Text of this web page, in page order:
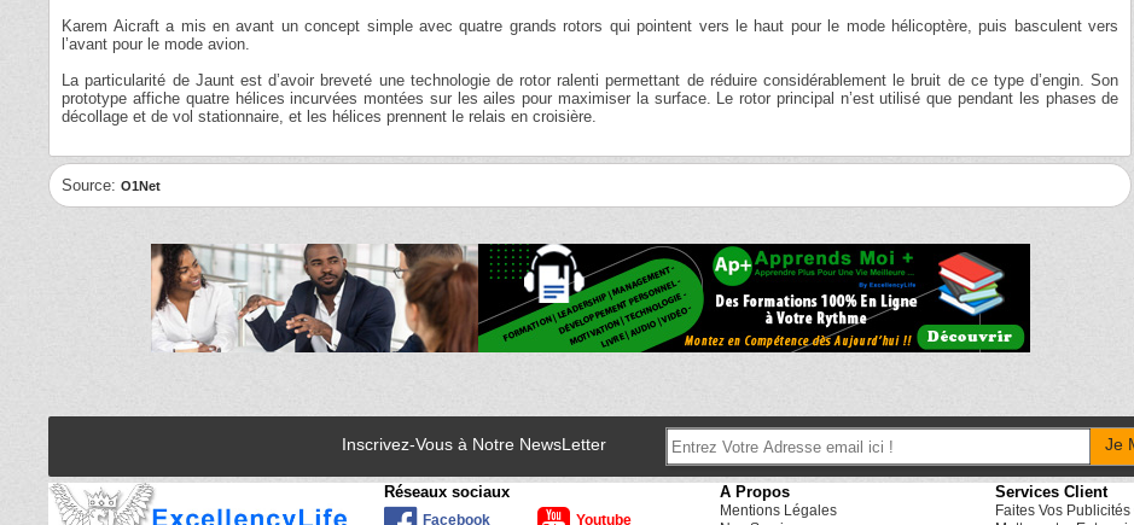
Karem Aicraft a mis en avant un concept simple avec quatre grands rotors qui pointent vers le haut pour le mode hélicoptère, puis basculent vers
l’avant pour le mode avion.
La particularité de Jaunt est d’avoir breveté une technologie de rotor ralenti permettant de réduire considérablement le bruit de ce type d’engin. Son
prototype affiche quatre hélices incurvées montées sur les ailes pour maximiser la surface. Le rotor principal n’est utilisé que pendant les phases de
décollage et de vol stationnaire, et les hélices prennent le relais en croisière.
Source:O1Net
Inscrivez-Vous à Notre NewsLetter Je
Réseaux sociaux
Facebook Youtube
A Propos
Mentions Légales
Services Client
Faites Vos